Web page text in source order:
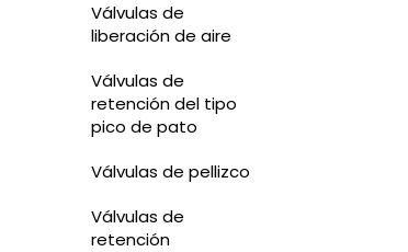
Válvulas de
liberación de aire
Válvulas de
retención del tipo
pico de pato
Válvulas de pellizco
Válvulas de
retención